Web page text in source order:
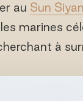
au Sun
marines
à